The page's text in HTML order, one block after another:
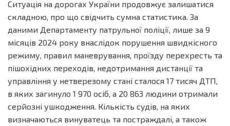
Ситуація на дорогах України продовжує залишатися
складною, про що свідчить сумна статистика. За
даними Департаменту патрульної поліції, лише за 9
місяців 2024 року внаслідок порушення швидкісного
режиму, правил маневрування, проїзду перехресть та
пішохідних переходів, недотримання дистанції та
управління у нетверезому стані сталося 17 тисяч ДТП,
в яких загинуло 1 970 осіб, а 20 863 людини отримали
серйозні ушкодження. Кількість судів, на яких
визначаються винуватець та постраждалі, а також